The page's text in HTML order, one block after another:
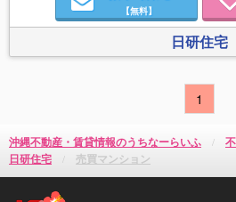
【無料】
日研住宅
1
沖縄不動産・賃貸情報のうちなーらいふ
日研住宅
売買マンション